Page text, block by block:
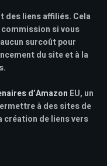
des liens affiliés. Cela
si vous
surcoût pour
du site et à la
d’Amazon EU, un
à des sites de
création de liens vers